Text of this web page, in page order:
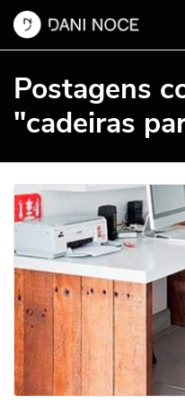
Postagens
"cadeiras